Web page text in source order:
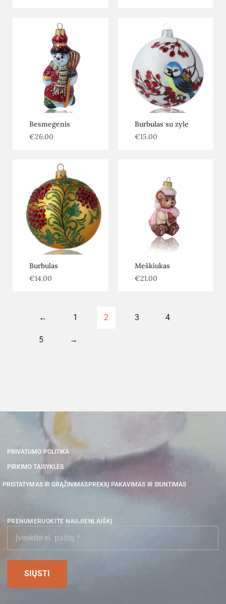
Besmegenis
€26.00
Burbulas su zyle
€15.00
Burbulas
€14.00
Meškiukas
€21.00
← 1 2 3 4
5 →
PRIVATUMO POLITIKA
PIRKIMO TAISYKLĖS
PRISTATYMAS IR GRĄŽINIMAS PREKIŲ PAKAVIMAS IR SIUNTIMAS
PRENUMERUOKITE NAUJIENLAIŠKĮ